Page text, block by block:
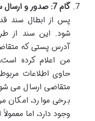
گام 7: صدور و ارسال سند تک برگ
پس از ابطال سند
شود. این سند از
آدرس پستی که
من اعلام کرده
حاوی اطلاعات
متقاضی ارسال می
برخی موارد، امکان
وجود دارد، اما